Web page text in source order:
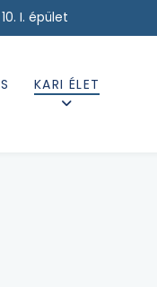
I. épület
KARI ÉLET